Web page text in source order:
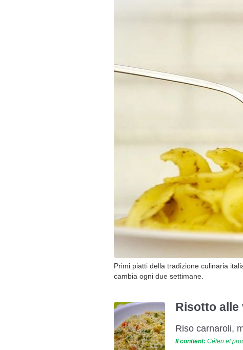
Primi piatti della tradizione culinaria
cambia ogni due settimane.
Risotto alle
Riso carnaroli,
Il contient: Céleri et